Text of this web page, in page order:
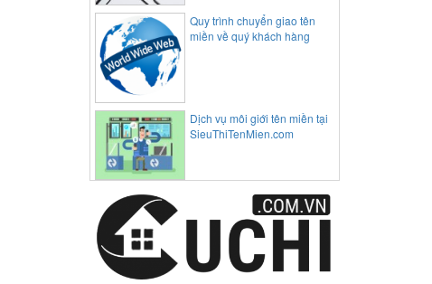
Quy trình chuyển giao tên
miền về quý khách hàng
Dịch vụ môi giới tên miền tại
SieuThiTenMien.com